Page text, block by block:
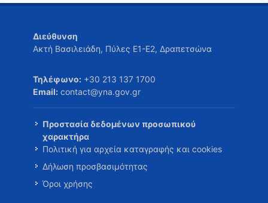
Διεύθυνση
Ακτή Βασιλειάδη, Πύλες Ε1-Ε2, Δραπετσώνα
Τηλέφωνο: +30 213 137 1700
Email: contact@yna.gov.gr
Προστασία δεδομένων προσωπικού
χαρακτήρα
Πολιτική για αρχεία καταγραφής και cookies
Δήλωση προσβασιμότητας
Όροι χρήσης